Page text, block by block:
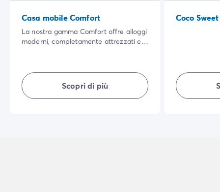
Casa mobile Comfort
La nostra gamma Comfort offre alloggi
moderni, completamente attrezzati e
semplicità, privacy... per una vacanza
all'aria aperta indimenticabile.
Scopri di più
Coco Sweet